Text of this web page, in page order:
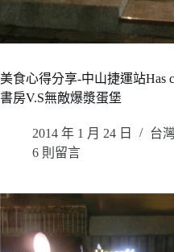
美食心得分享-中山捷運站Has
書房V.S無敵爆漿蛋堡
2014 年 1 月 24 日
台
6 則留言